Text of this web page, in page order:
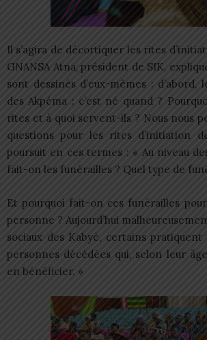
Il s’agira de décortiquer les rites
GNANSA Atna, président de SIK,
sont dessinés d’eux-mêmes : d’abord,
des Akpéma : c’est né quand ?
rites et à quoi servent-ils ? Nous nous
questions pour les rites d’initiation
poursuit en ces termes : « Au niveau
fait-on les funérailles ? Quel type de
Et pourquoi fait-on ces funérailles
personne ? Aujourd’hui
sociaux des Kabyè, certains
personnes décédées qui, selon leur
en bénéficier. »